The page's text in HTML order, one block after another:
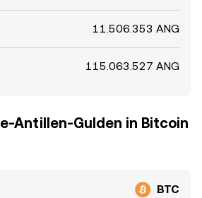
11.506.353 ANG
115.063.527 ANG
Antillen-Gulden in Bitcoin
BTC